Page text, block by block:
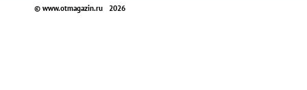
© www.otmagazin.ru 2026